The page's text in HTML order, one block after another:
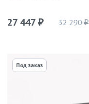
27 447 ₽ 32 290₽
Под заказ